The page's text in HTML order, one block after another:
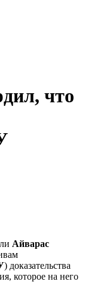
что
Айварас
) доказательства
которое на него